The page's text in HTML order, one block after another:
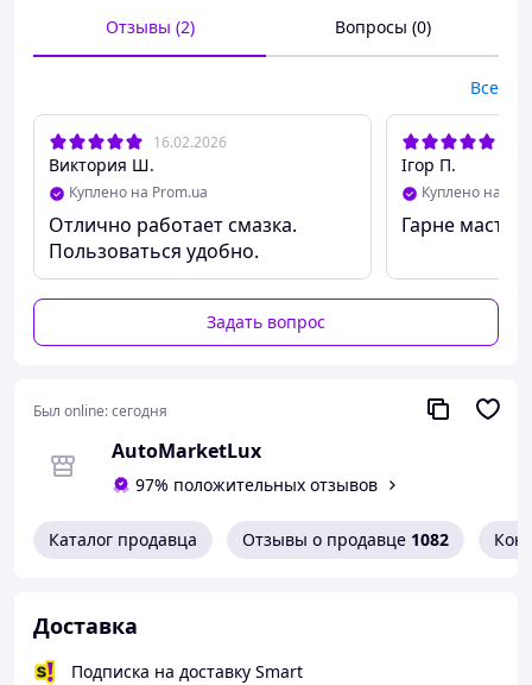
Отзывы (2) Вопросы (0)
Все
16.02.2026
Виктория Ш.
Куплено на Prom.ua
Отлично работает смазка.
Пользоваться удобно.
Ігор П.
Куплено на
Гарне
Задать вопрос
Был online:сегодня
AutoMarketLux
97% положительных отзывов
Каталог продавца Отзывы о продавце 1082
Доставка
Подписка на доставку Smart